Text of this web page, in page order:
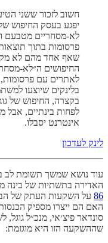
שאף אחד מהם לא
החיפושים ה״לא-
לפחות בינתיים, אבל
אינטרנט יסבלו.
לינק לעדכון
עוד נושא שמשך תשומת לב
האדירה בתשתיות של בינה
86
האם הם ייצרו מספיק
סונדאר פיצ׳אי, מנכ״ל
שההשקעה הזו היא מוגזמת: